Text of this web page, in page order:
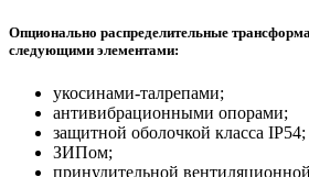
Опционально распределительные
следующими элементами:
укосинами-талрепами;
антивибрационными опорами;
защитной оболочкой класса IP54;
ЗИПом;
принудительной